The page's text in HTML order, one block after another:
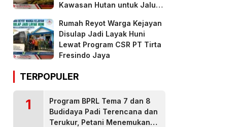
Kawasan Hutan untuk Jalur
Rumah Reyot Warga Kejayan
Disulap Jadi Layak Huni
Lewat Program CSR PT Tirta
Fresindo Jaya
TERPOPULER
1
Program BPRL Tema 7 dan 8
Budidaya Padi Terencana dan
Terukur, Petani Menemukan